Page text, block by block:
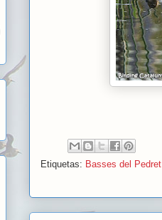
Etiquetas: Basses del Pedret